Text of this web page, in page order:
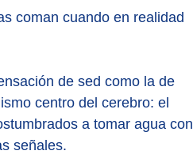
coman cuando en realidad
de sed como la de
centro del cerebro: el
a tomar agua con
señales.